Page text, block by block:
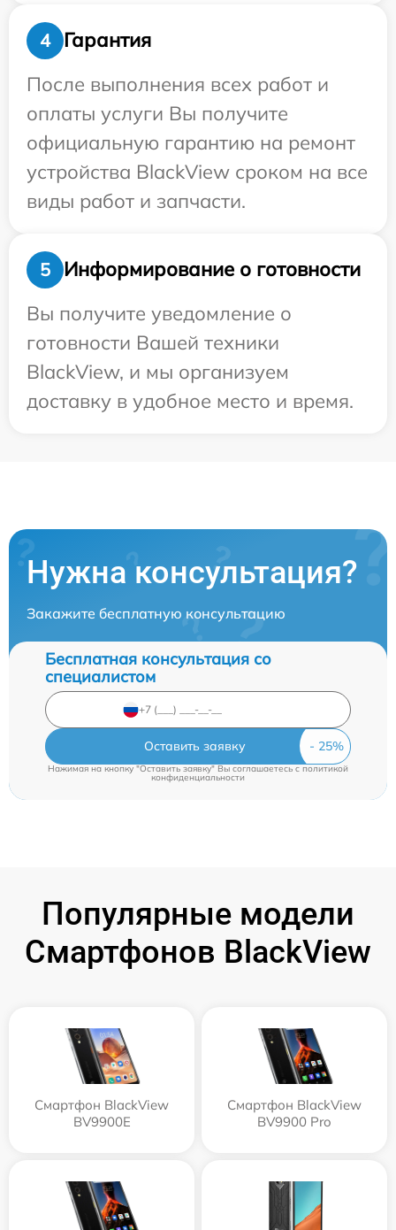
4
Гарантия
После выполнения всех работ и
оплаты услуги Вы получите
официальную гарантию на ремонт
устройства BlackView сроком на все
виды работ и запчасти.
5
Информирование о готовности
Вы получите уведомление о
готовности Вашей техники
BlackView, и мы организуем
доставку в удобное место и время.
Нужна консультация?
Закажите бесплатную консультацию
Бесплатная консультация со
специалистом
Оставить заявку
Нажимая на кнопку "Оставить заявку" Вы соглашаетесь cполитикой
конфиденциальности
Популярные модели
Смартфонов BlackView
Смартфон BlackView
BV9900E
Смартфон BlackView
BV9900 Pro